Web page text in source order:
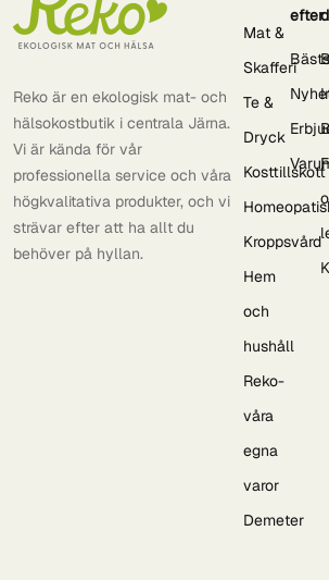
Reko är en ekologisk mat- och
hälsokostbutik i centrala Järna.
Vi är kända för vår
professionella service och våra
högkvalitativa produkter, och vi
strävar efter att ha allt du
behöver på hyllan.
Mat &
Skafferi
Te &
Dryck
Kosttillskott
Kroppsvård
Hem
och
hushåll
Reko-
våra
egna
varor
Demeter
efter